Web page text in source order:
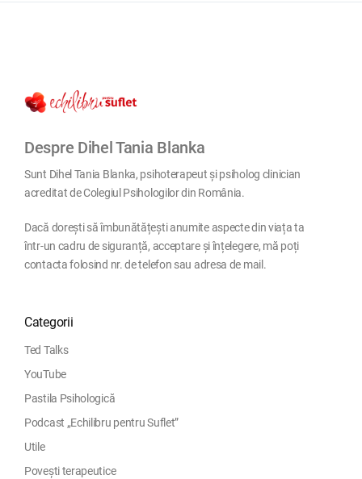
Despre Dihel Tania Blanka
Sunt Dihel Tania Blanka, psihoterapeut și psiholog clinician
acreditat de Colegiul Psihologilor din România.
Dacă dorești să îmbunătățești anumite aspecte din viața ta
într-un cadru de siguranță, acceptare și înțelegere, mă poți
contacta folosind nr. de telefon sau adresa de mail.
Categorii
Ted Talks
YouTube
Pastila Psihologică
Podcast „Echilibru pentru Suflet”
Utile
Povești terapeutice